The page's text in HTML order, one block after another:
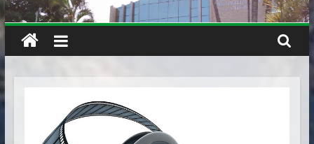
de
Vitória